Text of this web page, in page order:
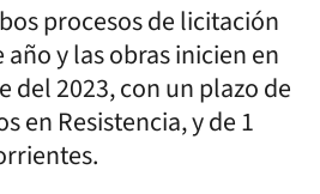
procesos de licitación
y las obras inicien en
2023, con un plazo de
en Resistencia, y de 1